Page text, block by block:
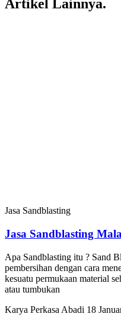
Artikel Lainnya.
Jasa Sandblasting
Jasa Sandblasting
Apa Sandblasting itu ? Sand
pembersihan dengan cara
kesuatu permukaan material
atau tumbukan
Karya Perkasa Abadi 18